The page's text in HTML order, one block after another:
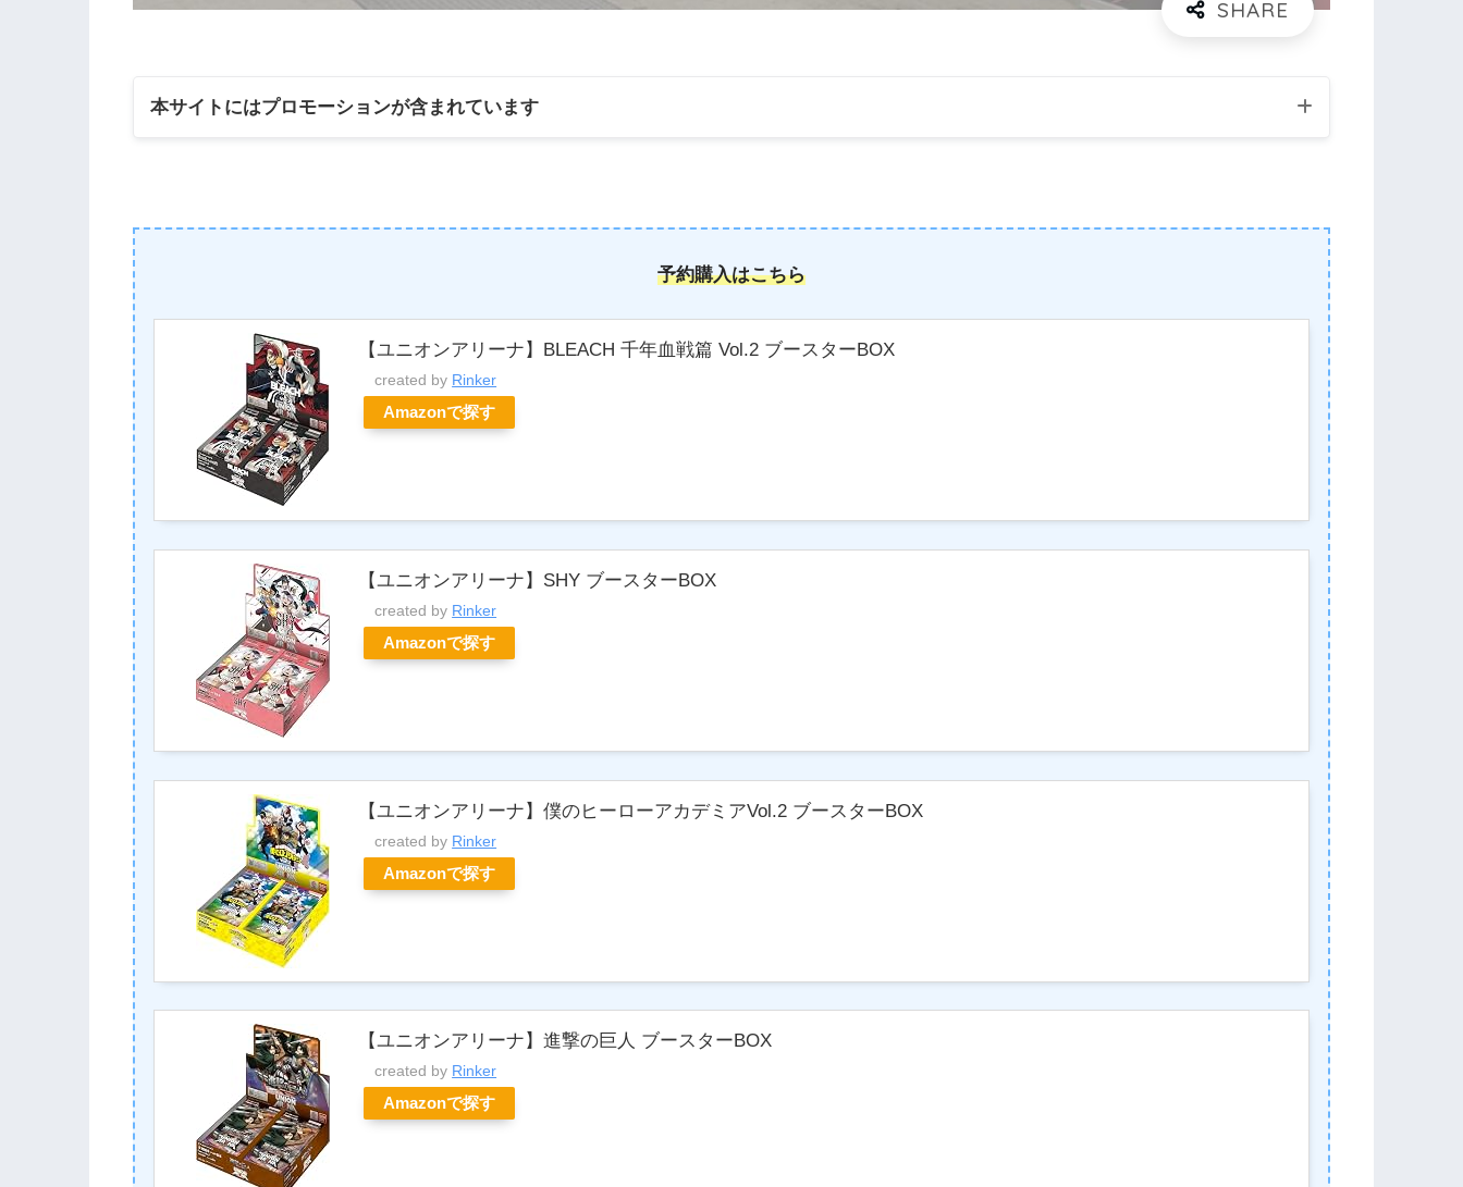
本サイトにはプロモーションが含まれています
予約購入はこちら
【ユニオンアリーナ】BLEACH 千年血戦篇 Vol.2 ブースターBOX
created by Rinker
Amazonで探す
【ユニオンアリーナ】SHY ブースターBOX
created by Rinker
Amazonで探す
【ユニオンアリーナ】僕のヒーローアカデミアVol.2 ブースターBOX
created by Rinker
Amazonで探す
【ユニオンアリーナ】進撃の巨人 ブースターBOX
created by Rinker
Amazonで探す